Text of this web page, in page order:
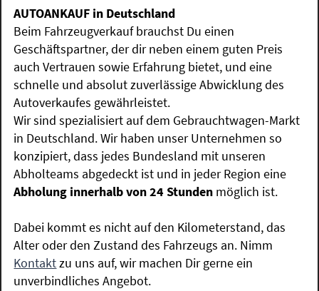
AUTOANKAUF in Deutschland
Beim Fahrzeugverkauf brauchst Du einen
Geschäftspartner, der dir neben einem guten Preis
auch Vertrauen sowie Erfahrung bietet, und eine
schnelle und absolut zuverlässige Abwicklung des
Autoverkaufes gewährleistet.
Wir sind spezialisiert auf dem Gebrauchtwagen-Markt
in Deutschland. Wir haben unser Unternehmen so
konzipiert, dass jedes Bundesland mit unseren
Abholteams abgedeckt ist und in jeder Region eine
Abholung innerhalb von 24 Stunden möglich ist.
Dabei kommt es nicht auf den Kilometerstand, das
Alter oder den Zustand des Fahrzeugs an. Nimm
Kontaktzu uns auf, wir machen Dir gerne ein
unverbindliches Angebot.